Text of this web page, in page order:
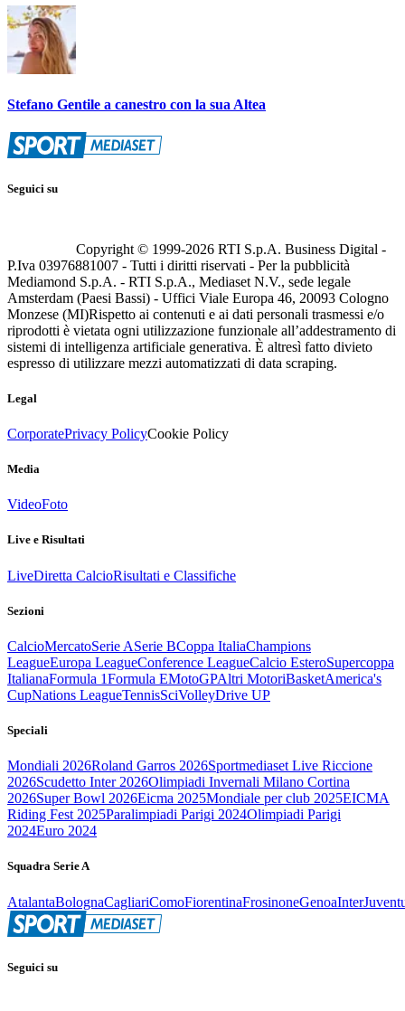
Stefano Gentile a canestro con la sua Altea
Seguici su
Copyright © 1999-2026 RTI S.p.A. Business Digital -
P.Iva 03976881007 - Tutti i diritti riservati - Per la pubblicità
Mediamond S.p.A. - RTI S.p.A., Mediaset N.V., sede legale
Amsterdam (Paesi Bassi) - Uffici Viale Europa 46, 20093 Cologno
Monzese (MI)Rispetto ai contenuti e ai dati personali trasmessi e/o
riprodotti è vietata ogni utilizzazione funzionale all’addestramento di
sistemi di intelligenza artificiale generativa. È altresì fatto divieto
espresso di utilizzare mezzi automatizzati di data scraping.
Legal
CorporatePrivacy PolicyCookie Policy
Media
VideoFoto
Live e Risultati
LiveDiretta CalcioRisultati e Classifiche
Sezioni
CalcioMercatoSerie ASerie BCoppa ItaliaChampions
LeagueEuropa LeagueConference LeagueCalcio EsteroSupercoppa
ItalianaFormula 1Formula EMotoGPAltri MotoriBasketAmerica's
CupNations LeagueTennisSciVolleyDrive UP
Speciali
Mondiali 2026Roland Garros 2026Sportmediaset Live Riccione
2026Scudetto Inter 2026Olimpiadi Invernali Milano Cortina
2026Super Bowl 2026Eicma 2025Mondiale per club 2025EICMA
Riding Fest 2025Paralimpiadi Parigi 2024Olimpiadi Parigi
2024Euro 2024
Squadra Serie A
AtalantaBolognaCagliariComoFiorentinaFrosinoneGenoaInter
Seguici su